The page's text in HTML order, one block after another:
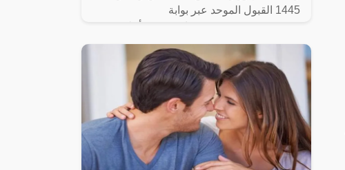
1445 القبول الموحد عبر بوابة
وزارة الدفاع بالمملكة العربية السعودية متمثلة